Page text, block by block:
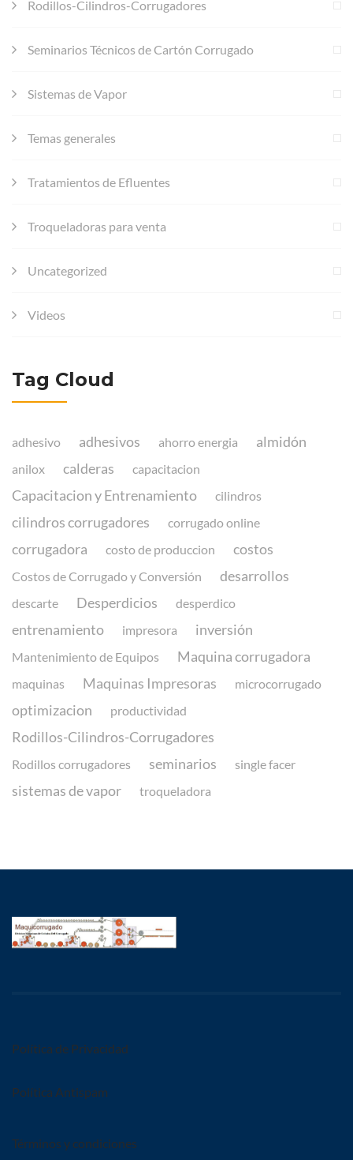
Rodillos-Cilindros-Corrugadores
Seminarios Técnicos de Cartón Corrugado
Sistemas de Vapor
Temas generales
Tratamientos de Efluentes
Troqueladoras para venta
Uncategorized
Videos
Tag Cloud
adhesivo adhesivos ahorro energia almidón
anilox calderas capacitacion
Capacitacion y Entrenamiento cilindros
cilindros corrugadores corrugado online
corrugadora costo de produccion costos
Costos de Corrugado y Conversión desarrollos
descarte Desperdicios desperdico
entrenamiento impresora inversión
Mantenimiento de Equipos Maquina corrugadora
maquinas Maquinas Impresoras microcorrugado
optimizacion productividad
Rodillos-Cilindros-Corrugadores
Rodillos corrugadores seminarios single facer
sistemas de vapor troqueladora
Política de Privacidad
Política Antispam
Términos y condiciones